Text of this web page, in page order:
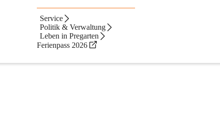
Service
Politik & Verwaltung
Leben in Pregarten
Ferienpass 2026